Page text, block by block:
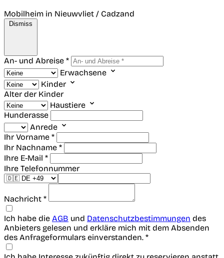
Mobilheim in Nieuwvliet / Cadzand
Dismiss
An- und Abreise *
Erwachsene
Kinder
Alter der Kinder
Haustiere
Hunderasse
Anrede
Ihr Vorname *
Ihr Nachname *
Ihre E-Mail *
Ihre Telefonnummer
Nachricht *
Ich habe die AGB und Datenschutzbestimmungen des
Anbieters gelesen und erkläre mich mit dem Absenden
des Anfrageformulars einverstanden. *